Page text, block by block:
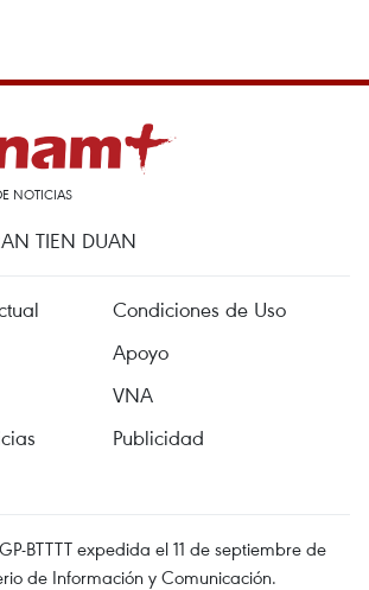
NOTICIAS
TIEN DUAN
Condiciones de Uso
Apoyo
VNA
Publicidad
BTTTT expedida el 11 de septiembre de
de Información y Comunicación.